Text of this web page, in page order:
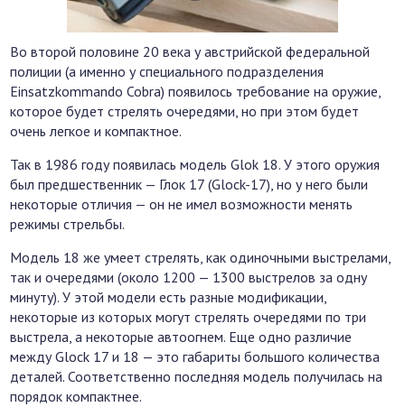
Во второй половине 20 века у австрийской федеральной
полиции (а именно у специального подразделения
Einsatzkommando Cobra) появилось требование на оружие,
которое будет стрелять очередями, но при этом будет
очень легкое и компактное.
Так в 1986 году появилась модель Glok 18. У этого оружия
был предшественник — Глок 17 (Glock-17), но у него были
некоторые отличия — он не имел возможности менять
режимы стрельбы.
Модель 18 же умеет стрелять, как одиночными выстрелами,
так и очередями (около 1200 — 1300 выстрелов за одну
минуту). У этой модели есть разные модификации,
некоторые из которых могут стрелять очередями по три
выстрела, а некоторые автоогнем. Еще одно различие
между Glock 17 и 18 — это габариты большого количества
деталей. Соответственно последняя модель получилась на
порядок компактнее.